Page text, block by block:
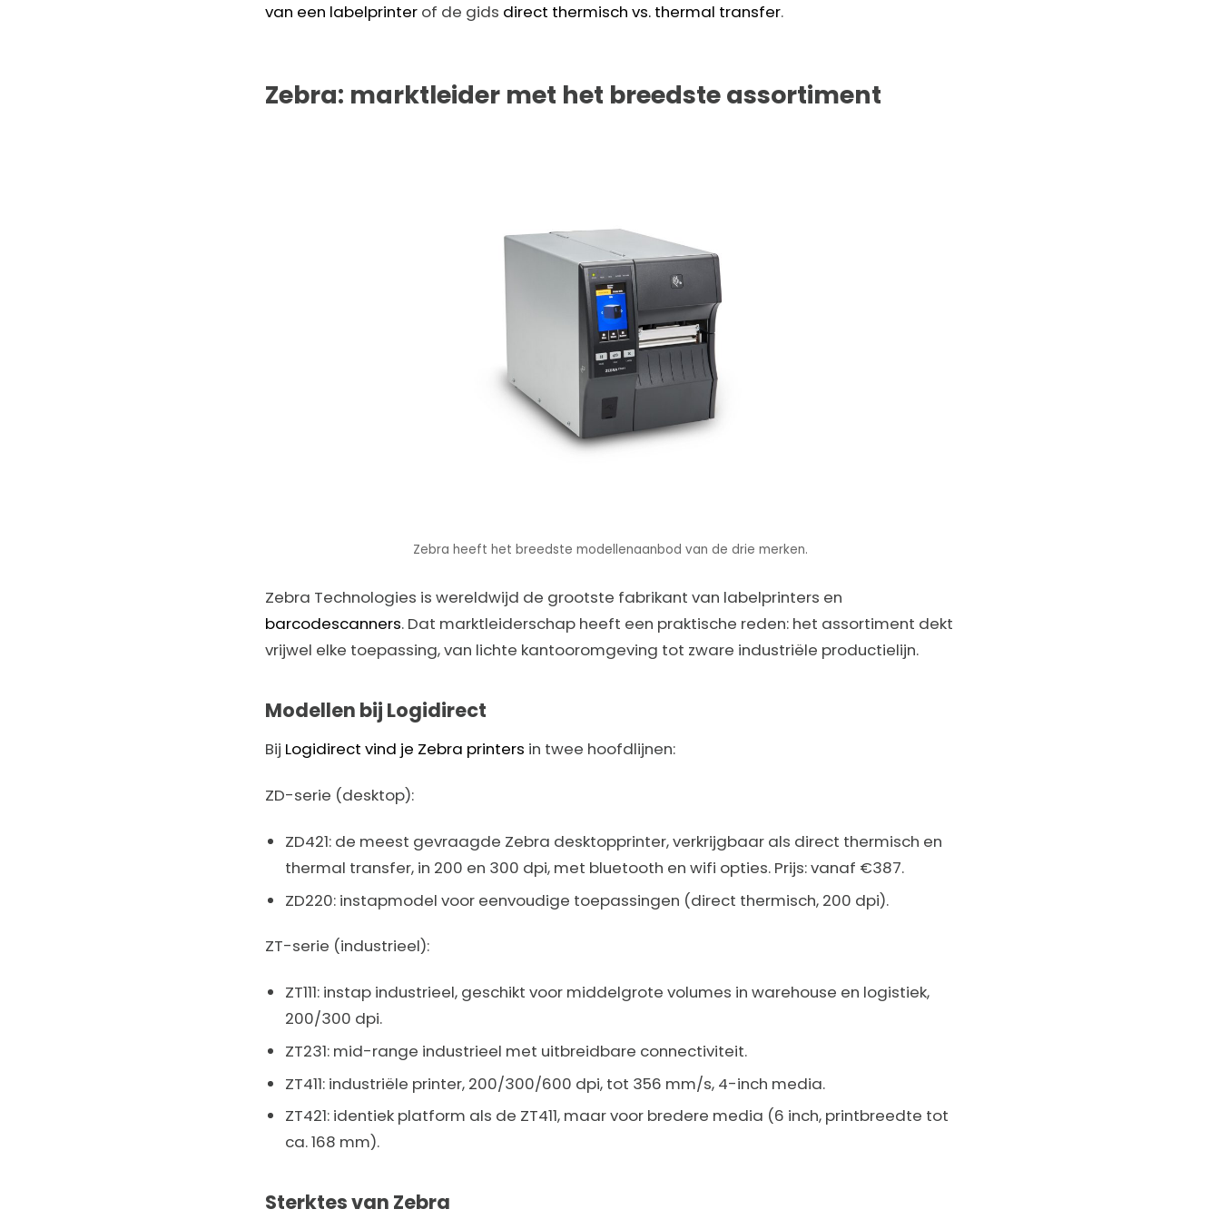
van een labelprinter of de gids direct thermisch vs. thermal transfer.
Zebra: marktleider met het breedste assortiment
Zebra heeft het breedste modellenaanbod van de drie merken.
Zebra Technologies is wereldwijd de grootste fabrikant van labelprinters en
barcodescanners. Dat marktleiderschap heeft een praktische reden: het assortiment dekt
vrijwel elke toepassing, van lichte kantooromgeving tot zware industriële productielijn.
Modellen bij Logidirect
Bij Logidirect vind je Zebra printers in twee hoofdlijnen:
ZD-serie (desktop):
ZD421: de meest gevraagde Zebra desktopprinter, verkrijgbaar als direct thermisch en
thermal transfer, in 200 en 300 dpi, met bluetooth en wifi opties. Prijs: vanaf €387.
ZD220: instapmodel voor eenvoudige toepassingen (direct thermisch, 200 dpi).
ZT-serie (industrieel):
ZT111: instap industrieel, geschikt voor middelgrote volumes in warehouse en logistiek,
200/300 dpi.
ZT231: mid-range industrieel met uitbreidbare connectiviteit.
ZT411: industriële printer, 200/300/600 dpi, tot 356 mm/s, 4-inch media.
ZT421: identiek platform als de ZT411, maar voor bredere media (6 inch, printbreedte tot
ca. 168 mm).
Sterktes van Zebra